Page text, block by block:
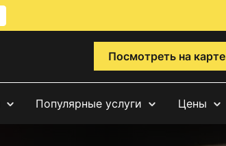
Посмотреть на карте
Популярные услуги Цены